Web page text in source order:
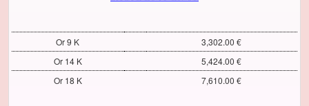
Or 9 K
3,302.00 €
Or 14 K
5,424.00 €
Or 18 K
7,610.00 €